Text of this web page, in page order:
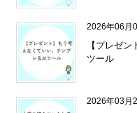
2026年06月
【プレゼ
ツール
2026年03月